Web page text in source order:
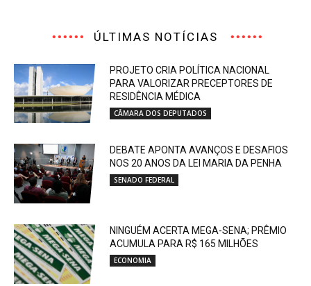
ÚLTIMAS NOTÍCIAS
PROJETO CRIA POLÍTICA NACIONAL
PARA VALORIZAR PRECEPTORES DE
RESIDÊNCIA MÉDICA
CÂMARA DOS DEPUTADOS
DEBATE APONTA AVANÇOS E DESAFIOS
NOS 20 ANOS DA LEI MARIA DA PENHA
SENADO FEDERAL
NINGUÉM ACERTA MEGA-SENA; PRÊMIO
ACUMULA PARA R$ 165 MILHÕES
ECONOMIA